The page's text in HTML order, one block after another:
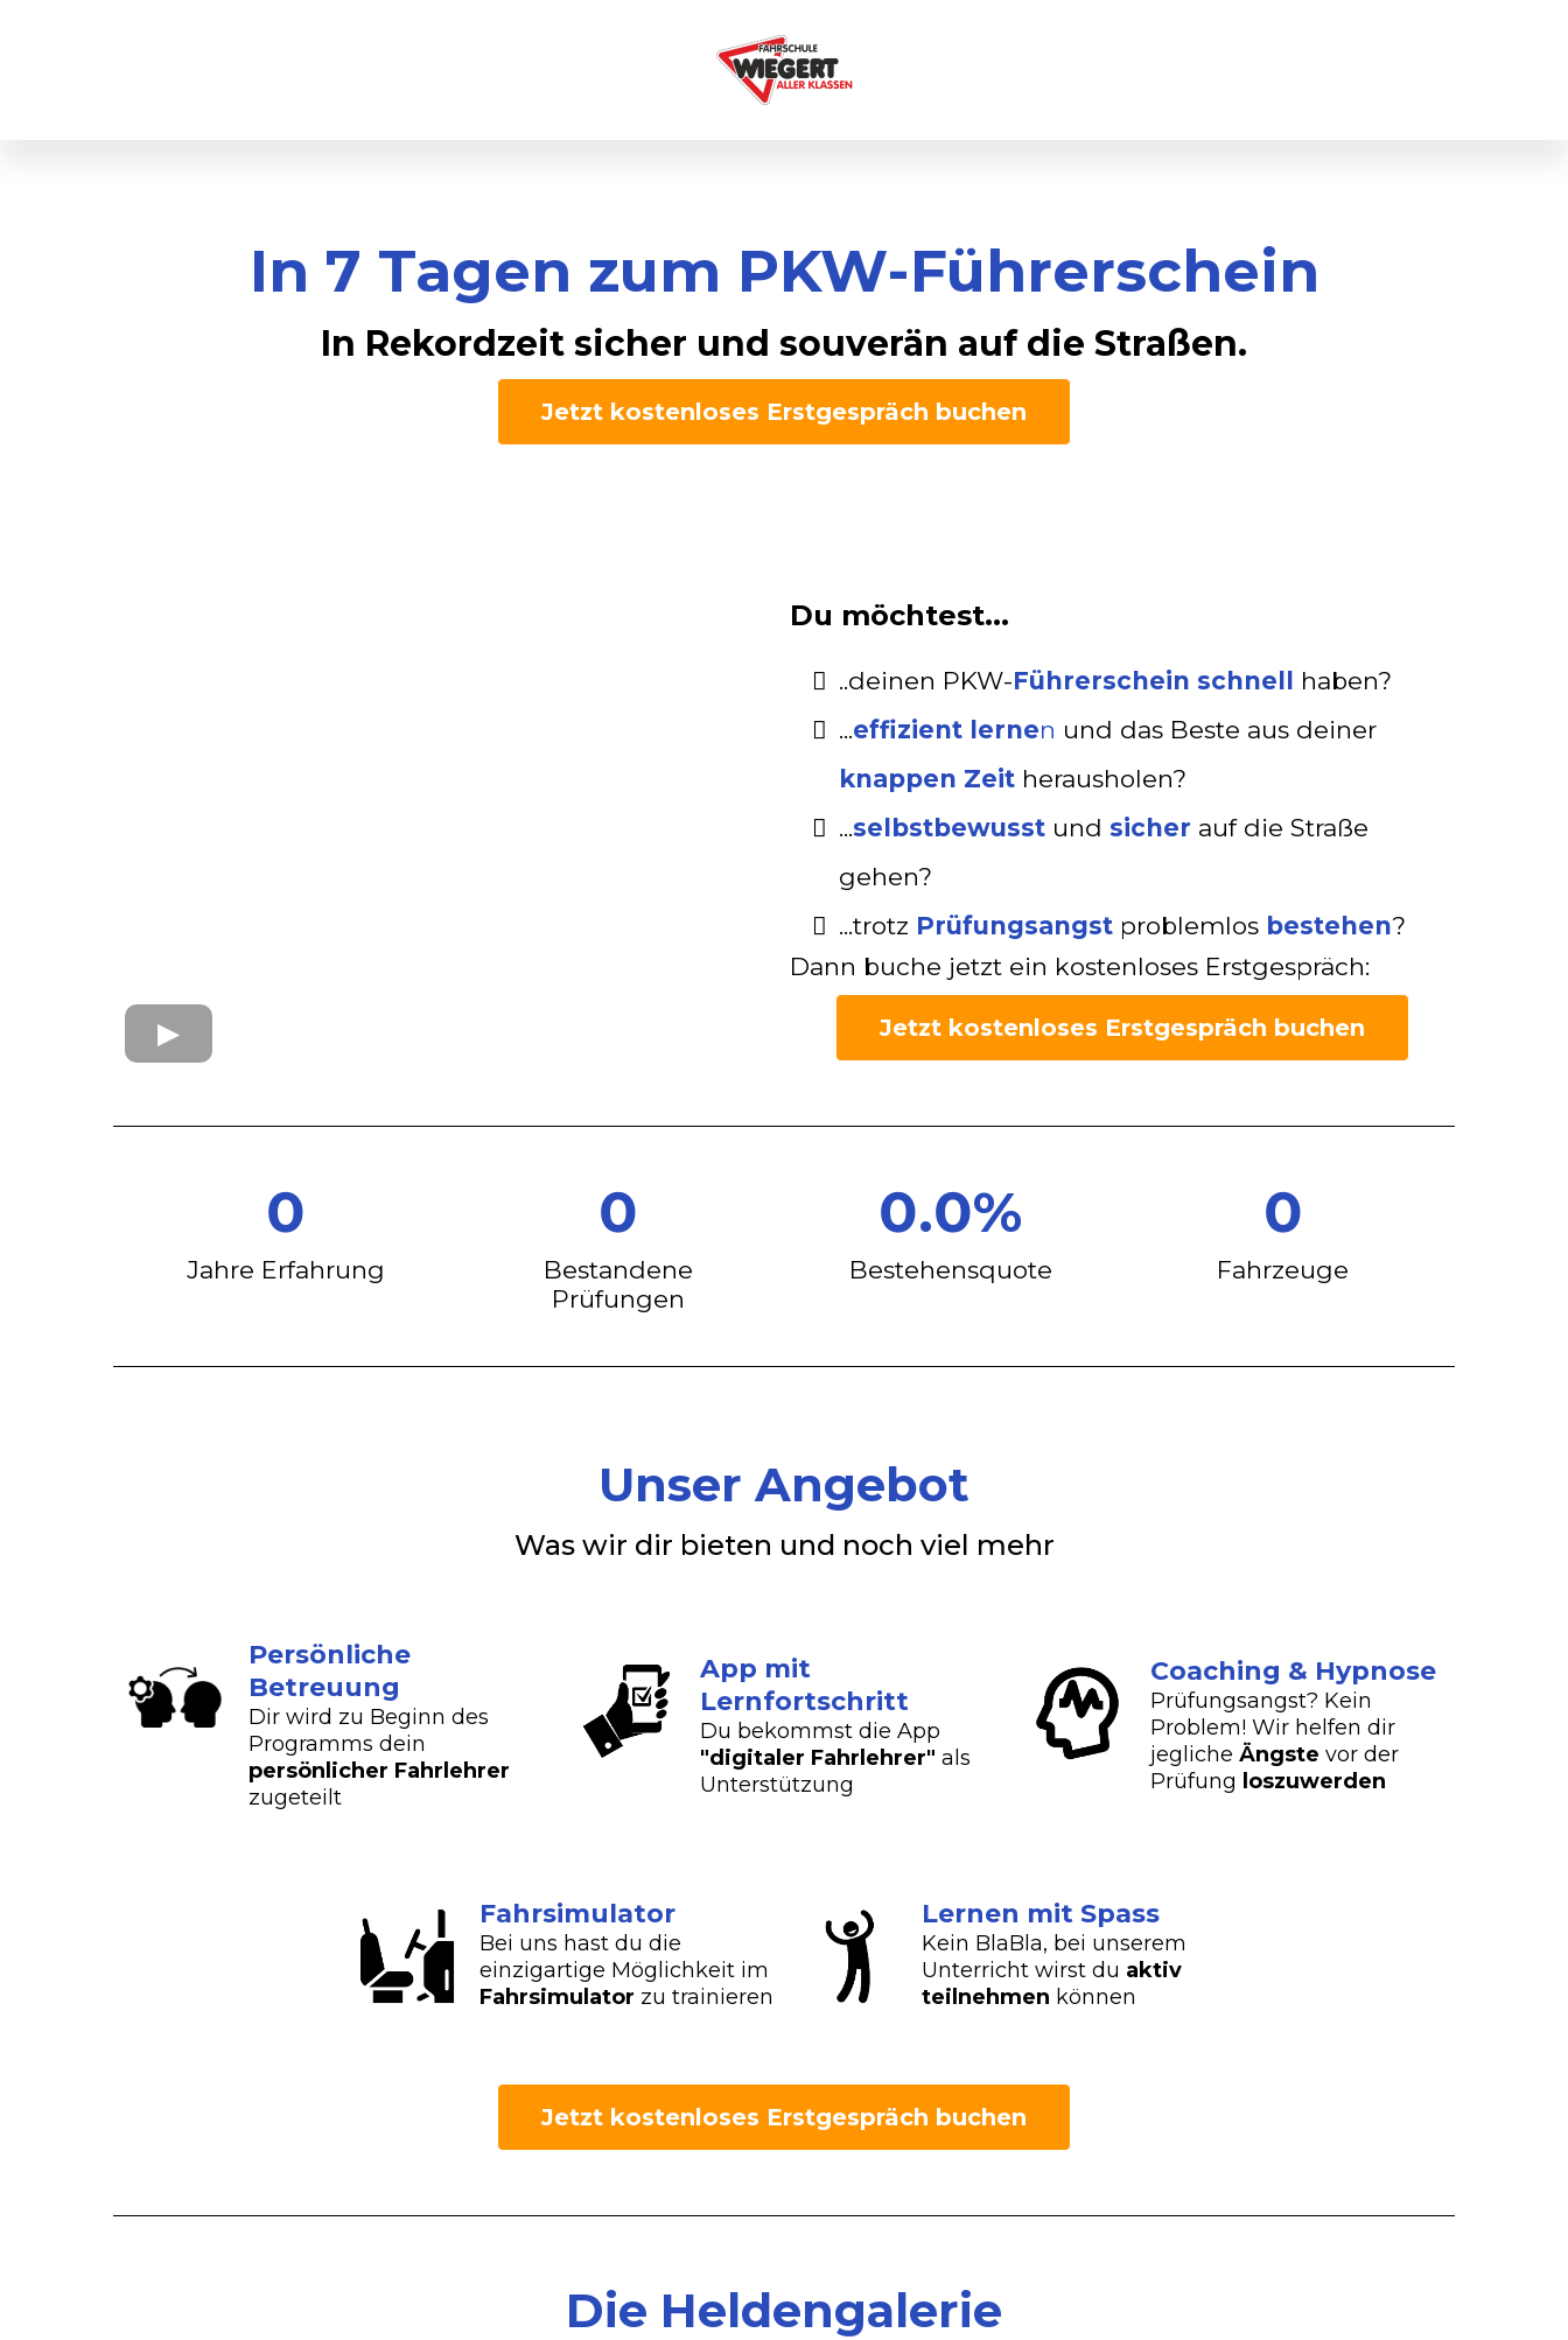
In 7 Tagen zum PKW-Führerschein
In Rekordzeit sicher und souverän auf die Straßen.
Jetzt kostenloses Erstgespräch buchen
Du möchtest...
..deinen PKW-Führerschein schnell haben?
...effizient lernen und das Beste aus deiner
knappen Zeit herausholen?
...selbstbewusst und sicher auf die Straße
gehen?
...trotz Prüfungsangst problemlos bestehen?
Dann buche jetzt ein kostenloses Erstgespräch:
Jetzt kostenloses Erstgespräch buchen
0
Jahre Erfahrung
0
Bestandene
Prüfungen
0.0%
Bestehensquote
0
Fahrzeuge
Unser Angebot
Was wir dir bieten und noch viel mehr
Persönliche
Betreuung
Dir wird zu Beginn des
Programms dein
persönlicher Fahrlehrer
zugeteilt
App mit
Lernfortschritt
Du bekommst die App
"digitaler Fahrlehrer" als
Unterstützung
Coaching & Hypnose
Prüfungsangst? Kein
Problem! Wir helfen dir
jeglicheÄngste vor der
Prüfung loszuwerden
Fahrsimulator
Bei uns hast du die
einzigartige Möglichkeit im
Fahrsimulator zu trainieren
Lernen mit Spass
Kein BlaBla, bei unserem
Unterricht wirst du aktiv
teilnehmen können
Jetzt kostenloses Erstgespräch buchen
Die Heldengalerie